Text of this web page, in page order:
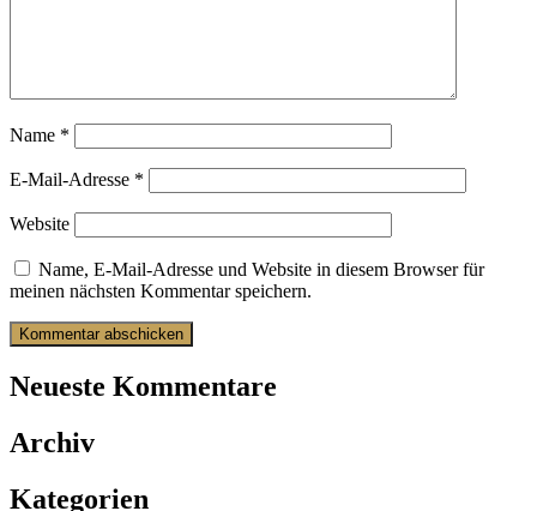
Name *
E-Mail-Adresse *
Website
Name, E-Mail-Adresse und Website in diesem Browser für
meinen nächsten Kommentar speichern.
Neueste Kommentare
Archiv
Kategorien